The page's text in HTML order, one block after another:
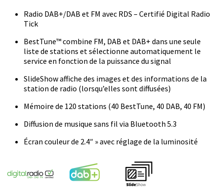
Radio DAB+/DAB et FM avec RDS – Certifié Digital Radio
Tick
BestTune™ combine FM, DAB et DAB+ dans une seule
liste de stations et sélectionne automatiquement le
service en fonction de la puissance du signal
SlideShow affiche des images et des informations de la
station de radio (lorsqu’elles sont diffusées)
Mémoire de 120 stations (40 BestTune, 40 DAB, 40 FM)
Diffusion de musique sans fil via Bluetooth 5.3
Écran couleur de 2.4″ » avec réglage de la luminosité